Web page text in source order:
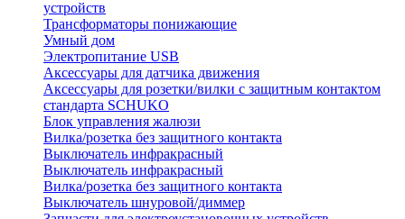
устройств
Трансформаторы понижающие
Умный дом
Электропитание USB
Аксессуары для датчика движения
Аксессуары для розетки/вилки с защитным контактом
стандарта SCHUKO
Блок управления жалюзи
Вилка/розетка без защитного контакта
Выключатель инфракрасный
Выключатель инфракрасный
Вилка/розетка без защитного контакта
Выключатель шнуровой/диммер